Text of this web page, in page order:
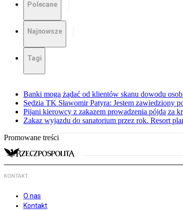
Polecane
Najnowsze
Tagi
Banki mogą żądać od klientów skanu dowodu
Sędzia TK Sławomir Patyra: Jestem zawiedziony
Pijani kierowcy z zakazem prowadzenia pójdą za
Zakaz wyjazdu do sanatorium przez rok. Resort
Promowane treści
KONTAKT
O nas
Kontakt